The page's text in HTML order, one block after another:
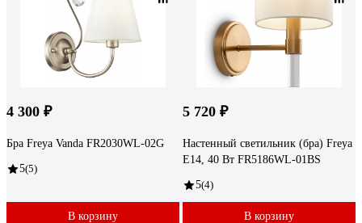
4 300 ₽
Бра Freya Vanda FR2030WL-02G
5(5)
В корзину
5 720 ₽
Настенный светильник (бра) Freya
E14, 40 Вт FR5186WL-01BS
5(4)
В корзину